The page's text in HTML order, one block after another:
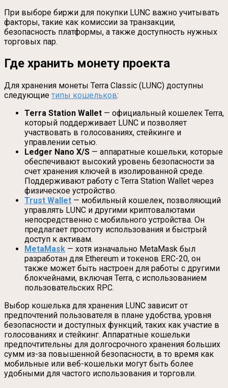
При выборе биржи для покупки LUNC важно учитывать
факторы, такие как комиссии за транзакции,
безопасность платформы, а также доступность нужных
торговых пар.
Где хранить монету проекта
Для хранения монеты Terra Classic (LUNC) доступны
следующие типы кошельков:
Terra Station Wallet — официальный кошелек Terra,
который поддерживает LUNC и позволяет
участвовать в голосованиях, стейкинге и
управлении сетью.
Ledger Nano X/S — аппаратные кошельки, которые
обеспечивают высокий уровень безопасности за
счет хранения ключей в изолированной среде.
Поддерживают работу с Terra Station Wallet через
физическое устройство.
Trust Wallet — мобильный кошелек, позволяющий
управлять LUNC и другими криптовалютами
непосредственно с мобильного устройства. Он
предлагает простоту использования и быстрый
доступ к активам.
MetaMask — хотя изначально MetaMask был
разработан для Ethereum и токенов ERC-20, он
также может быть настроен для работы с другими
блокчейнами, включая Terra, с использованием
пользовательских RPC.
Выбор кошелька для хранения LUNC зависит от
предпочтений пользователя в плане удобства, уровня
безопасности и доступных функций, таких как участие в
голосованиях и стейкинг. Аппаратные кошельки
предпочтительны для долгосрочного хранения больших
сумм из-за повышенной безопасности, в то время как
мобильные или веб-кошельки могут быть более
удобными для частого использования и торговли.